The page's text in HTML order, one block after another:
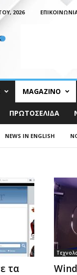
2026
MAGAZINO
ΠΡΩΤΟΣΈΛΙΔΑ
NEWS IN ENGLISH
τα